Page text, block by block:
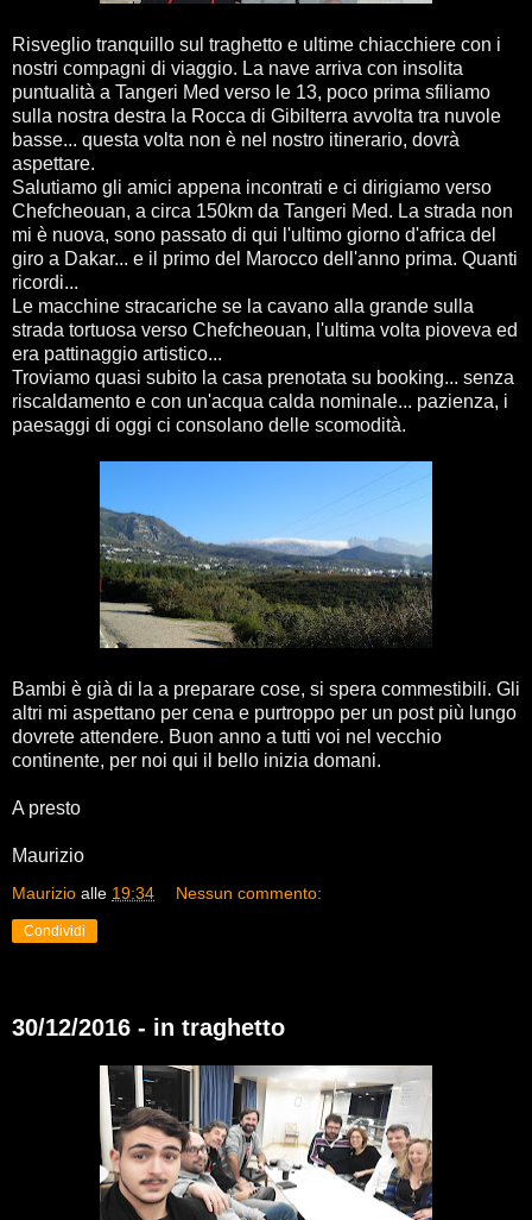
Risveglio tranquillo sul traghetto e ultime chiacchiere con i
nostri compagni di viaggio. La nave arriva con insolita
puntualità a Tangeri Med verso le 13, poco prima sfiliamo
sulla nostra destra la Rocca di Gibilterra avvolta tra nuvole
basse... questa volta non è nel nostro itinerario, dovrà
aspettare.
Salutiamo gli amici appena incontrati e ci dirigiamo verso
Chefcheouan, a circa 150km da Tangeri Med. La strada non
mi è nuova, sono passato di qui l'ultimo giorno d'africa del
giro a Dakar... e il primo del Marocco dell'anno prima. Quanti
ricordi...
Le macchine stracariche se la cavano alla grande sulla
strada tortuosa verso Chefcheouan, l'ultima volta pioveva ed
era pattinaggio artistico...
Troviamo quasi subito la casa prenotata su booking... senza
riscaldamento e con un'acqua calda nominale... pazienza, i
paesaggi di oggi ci consolano delle scomodità.
Bambi è già di la a preparare cose, si spera commestibili. Gli
altri mi aspettano per cena e purtroppo per un post più lungo
dovrete attendere. Buon anno a tutti voi nel vecchio
continente, per noi qui il bello inizia domani.
A presto
Maurizio
Maurizio alle 19:34 Nessun commento:
Condividi
30/12/2016 - in traghetto